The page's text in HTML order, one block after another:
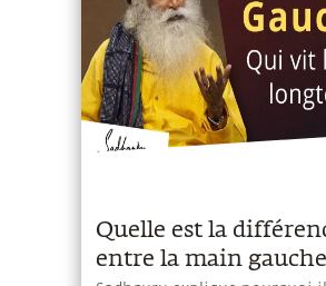
Quelle est la
entre la main